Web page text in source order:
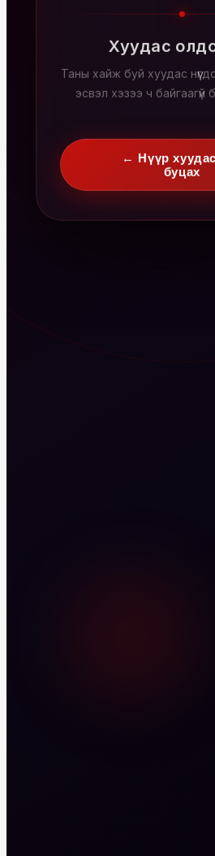
Хуудас
Таны хайж буй хуудас
эсвэл хэзээ ч байгаагүй
← Нүүр
буцах